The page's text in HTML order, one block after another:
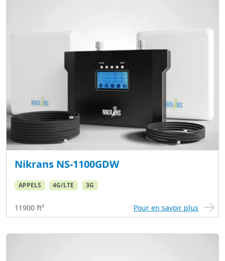
Nikrans NS-1100GDW
APPELS 4G/LTE 3G
11900 ft² Pour en savoir plus